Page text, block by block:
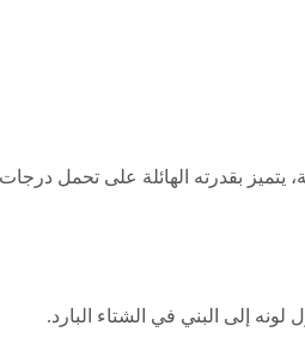
للمناطق الحارة والمشمسة، يتميز بقدرته